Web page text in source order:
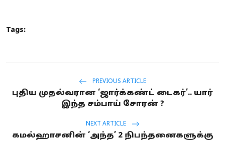
Tags:
PREVIOUS ARTICLE
புதிய முதல்வரான ‘ஜார்க்கண்ட் டைகர்’.. யார்
இந்த சம்பாய் சோரன் ?
NEXT ARTICLE
கமல்ஹாசனின் ‘அந்த’ 2 நிபந்தனைகளுக்கு